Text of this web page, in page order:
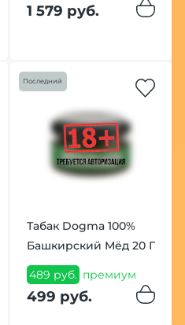
1 579 руб.
Последний
Табак Dogma 100%
Башкирский Мёд 20 Г
489 руб. премиум
499 руб.